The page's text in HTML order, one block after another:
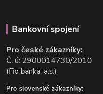
Bankovní spojení
Pro české zákazníky:
Č. ú: 2900014730/2010
(Fio banka, a.s.)
Pro slovenské zákazníky: